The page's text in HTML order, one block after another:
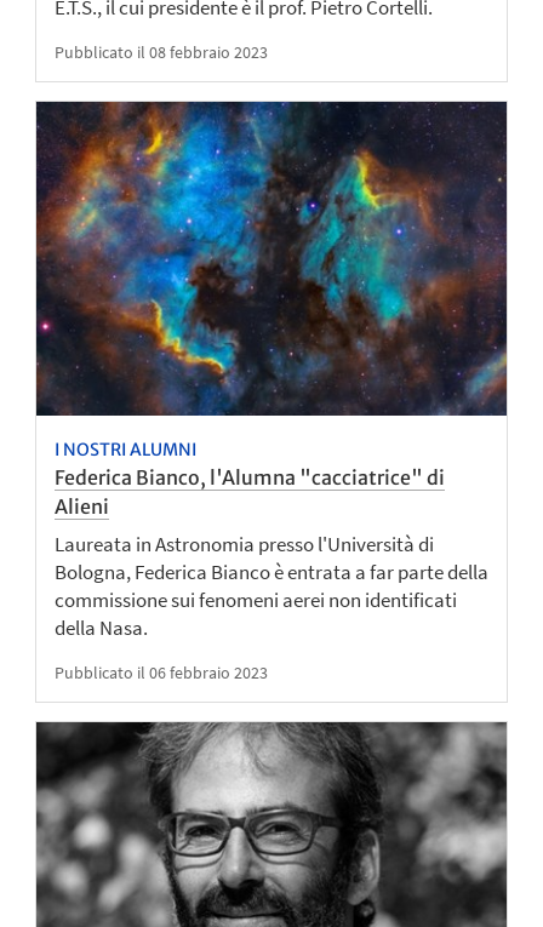
E.T.S., il cui presidente è il prof. Pietro Cortelli.
Pubblicato il 08 febbraio 2023
I NOSTRI ALUMNI
Federica Bianco, l'Alumna "cacciatrice" di
Alieni
Laureata in Astronomia presso l'Università di
Bologna, Federica Bianco è entrata a far parte della
commissione sui fenomeni aerei non identificati
della Nasa.
Pubblicato il 06 febbraio 2023